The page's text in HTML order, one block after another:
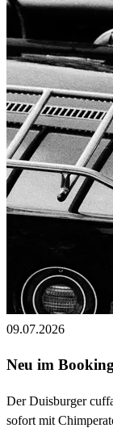
09.07.2026
Neu im
Der Duisburger
sofort mit